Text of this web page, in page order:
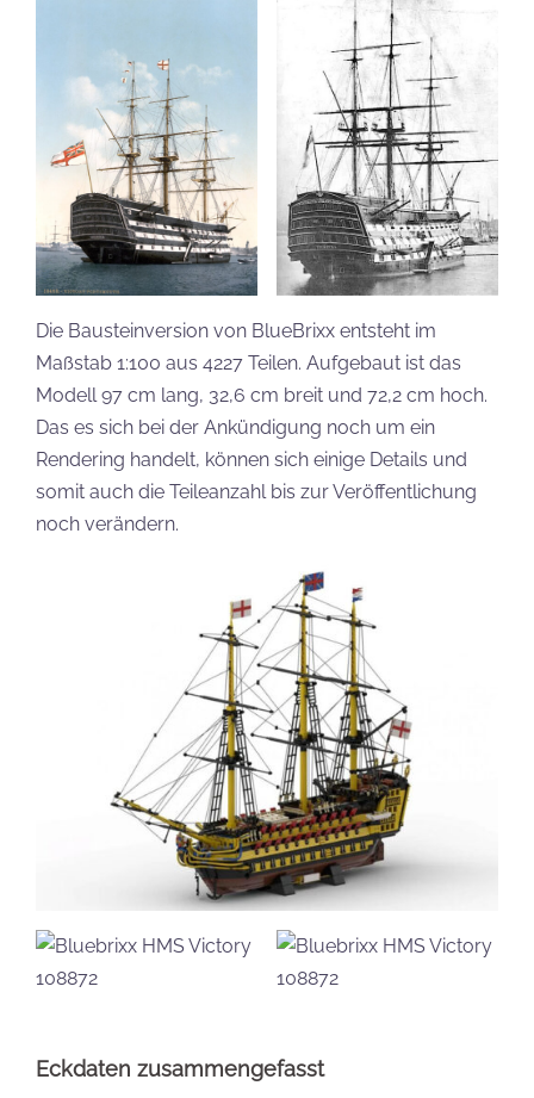
Die Bausteinversion von BlueBrixx entsteht im
Maßstab 1:100 aus 4227 Teilen. Aufgebaut ist das
Modell 97 cm lang, 32,6 cm breit und 72,2 cm hoch.
Das es sich bei der Ankündigung noch um ein
Rendering handelt, können sich einige Details und
somit auch die Teileanzahl bis zur Veröffentlichung
noch verändern.
Eckdaten zusammengefasst